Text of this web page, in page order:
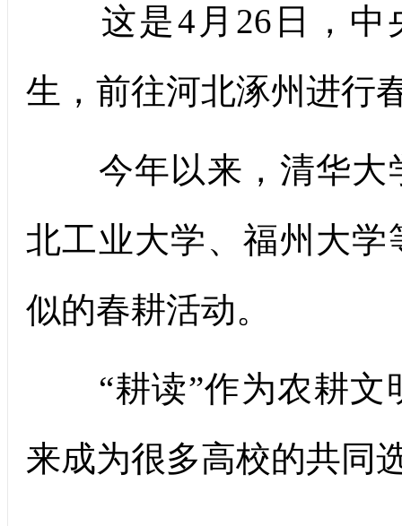
这是4月26日，中
生，前往河北涿州进行
今年以来，清华大
北工业大学、福州大
似的春耕活动。
“耕读”作为农耕文
来成为很多高校的共同